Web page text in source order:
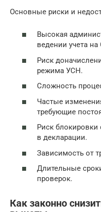
Основные риски и
Высокая
ведении учета
Риск
режима УСН.
Сложность
Частые
требующие
Риск
в декларации.
Зависимость от
Длительные
проверок.
Как законно